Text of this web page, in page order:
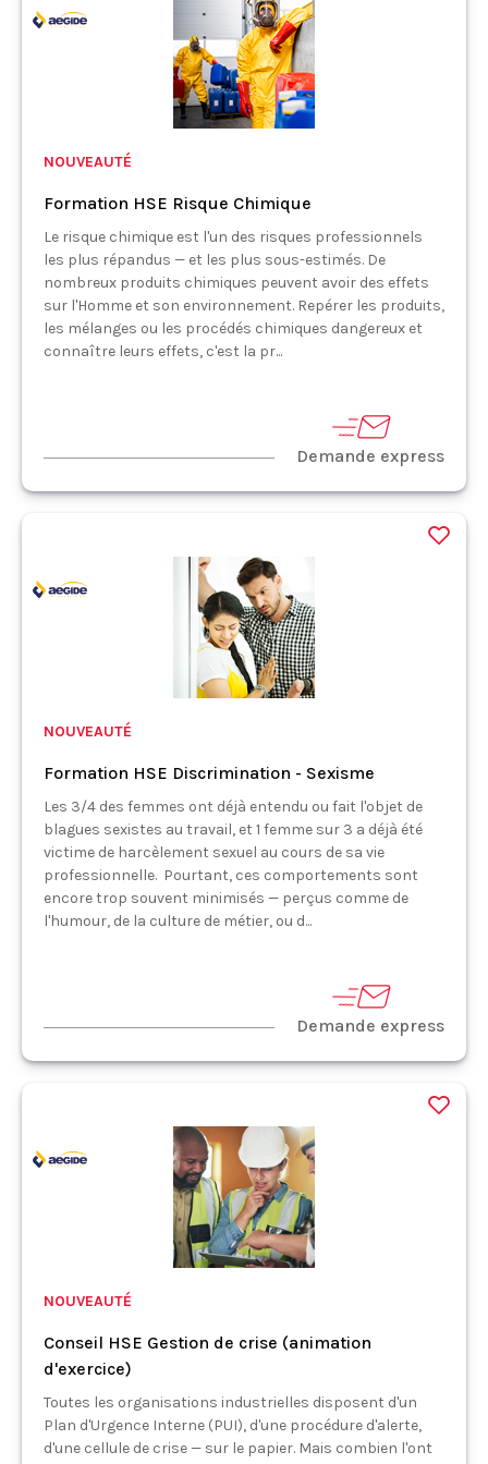
NOUVEAUTÉ
Formation HSE Risque Chimique
Le risque chimique est l'un des risques professionnels
les plus répandus — et les plus sous-estimés. De
nombreux produits chimiques peuvent avoir des effets
sur l'Homme et son environnement. Repérer les produits,
les mélanges ou les procédés chimiques dangereux et
connaître leurs effets, c'est la pr...
Demande express
NOUVEAUTÉ
Formation HSE Discrimination - Sexisme
Les 3/4 des femmes ont déjà entendu ou fait l'objet de
blagues sexistes au travail, et 1 femme sur 3 a déjà été
victime de harcèlement sexuel au cours de sa vie
professionnelle. Pourtant, ces comportements sont
encore trop souvent minimisés — perçus comme de
l'humour, de la culture de métier, ou d...
Demande express
NOUVEAUTÉ
Conseil HSE Gestion de crise (animation
d'exercice)
Toutes les organisations industrielles disposent d'un
Plan d'Urgence Interne (PUI), d'une procédure d'alerte,
d'une cellule de crise — sur le papier. Mais combien l'ont